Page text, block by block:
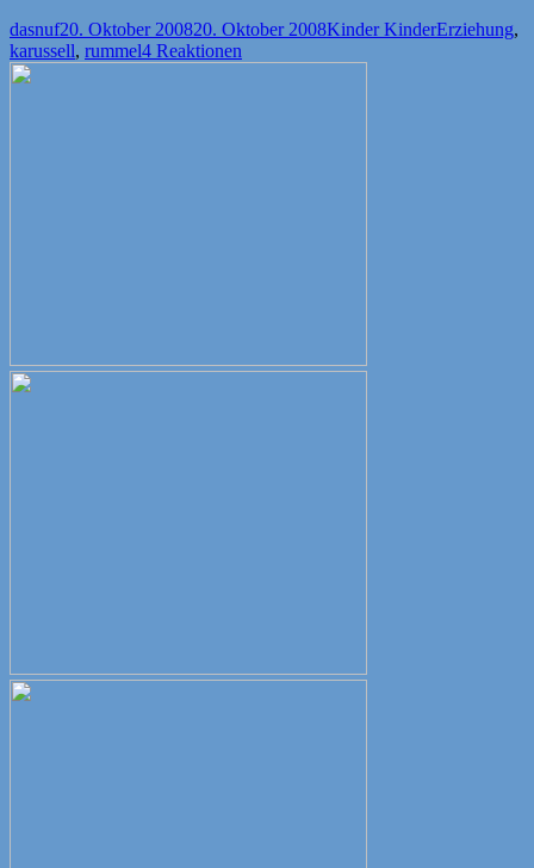
Autor
dasnufVeröffentlicht
am
20. Oktober 200820. Oktober 2008Kategorien
Kinder KinderSchlagwörter
Erziehung,
karussell, rummel4 Reaktionen